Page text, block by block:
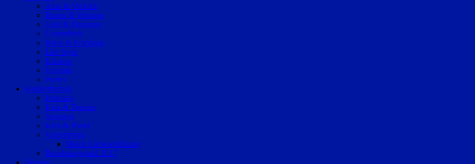
Auto & Verkehr
Bauen & Wohnen
Geld & Finanzen
Gesundheit
Reise & Erholung
Life-Style
Karriere
Technik
Wetter
Sonderthemen
Podcasts
Kids & Teenies
Senioren
Katz & Hund
Valentinstag
Meine Liebeserklärung
Bundestagswahl 2017
Vereine